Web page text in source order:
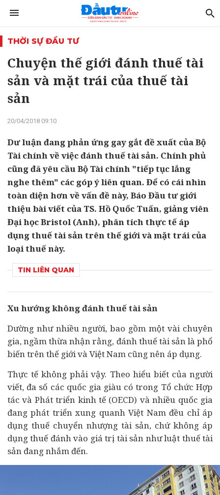
THỜI SỰ ĐẦU TƯ
Chuyện thế giới đánh thuế tài
sản và mặt trái của thuế tài
sản
20/04/2018 09:10
Dư luận đang phản ứng gay gắt đề xuất của Bộ
Tài chính về việc đánh thuế tài sản. Chính phủ
cũng đã yêu cầu Bộ Tài chính "tiếp tục lắng
nghe thêm" các góp ý liên quan. Để có cái nhìn
toàn diện hơn về vấn đề này, Báo Đầu tư giới
thiệu bài viết của TS. Hồ Quốc Tuấn, giảng viên
Đại học Bristol (Anh), phân tích thực tế áp
dụng thuế tài sản trên thế giới và mặt trái của
loại thuế này.
TIN LIÊN QUAN
Xu hướng không đánh thuế tài sản
Dường như nhiều người, bao gồm một vài chuyên
gia, ngầm thừa nhận rằng, đánh thuế tài sản là phổ
biến trên thế giới và Việt Nam cũng nên áp dụng.
Thực tế không phải vậy. Theo hiểu biết của người
viết, đa số các quốc gia giàu có trong Tổ chức Hợp
tác và Phát triển kinh tế (OECD) và nhiều quốc gia
đang phát triển xung quanh Việt Nam đều chỉ áp
dụng thuế chuyển nhượng tài sản, chứ không áp
dụng thuế đánh vào giá trị tài sản như luật thuế tài
sản đang nhắm đến.